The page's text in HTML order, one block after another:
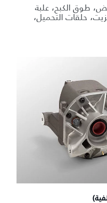
طوق الكبح، علبة
حلقات التحميل،